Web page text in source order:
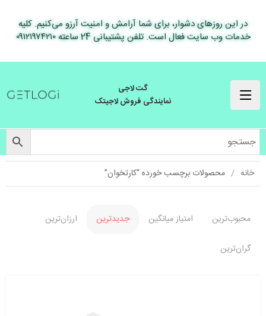
در این روزهای دشوار، برای شما آرامش و امنیت آرزو می‌کنیم. کلیه
خدمات وب سایت فعال است. تلفن پشتیبانی 24 ساعته ۰۹۱۲۱۹۷۴۲۱۰
گت لاجی
نمایندگی فروش لاجیتک
خانه محصولات برچسب خورده “کارتخوان”
محبوب‌ترین امتیاز میانگین جدیدترین ارزان‌ترین
گران‌ترین